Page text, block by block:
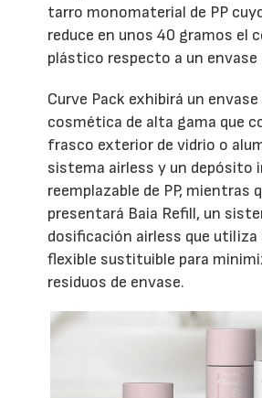
tarro monomaterial de PP
reduce en unos 40 gramos el
plástico respecto a un
Curve Pack exhibirá un envase
cosmética de alta gama que
frasco exterior de vidrio o
sistema airless y un depósito
reemplazable de PP, mientras
presentará Baia Refill, un
dosificación airless que utiliza
flexible sustituible para
residuos de envase.